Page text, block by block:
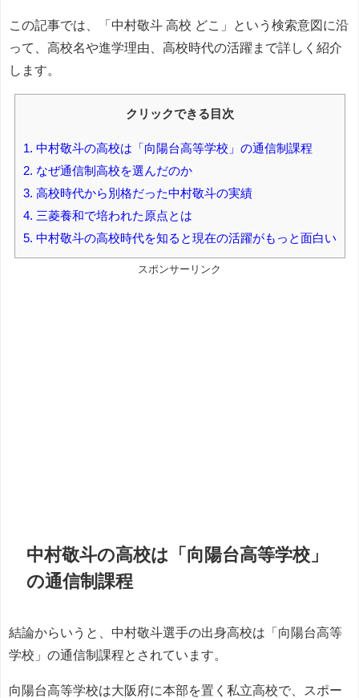
この記事では、「中村敬斗 高校 どこ」という検索意図に沿
って、高校名や進学理由、高校時代の活躍まで詳しく紹介
します。
クリックできる目次
1. 中村敬斗の高校は「向陽台高等学校」の通信制課程
2. なぜ通信制高校を選んだのか
3. 高校時代から別格だった中村敬斗の実績
4. 三菱養和で培われた原点とは
5. 中村敬斗の高校時代を知ると現在の活躍がもっと面白い
スポンサーリンク
中村敬斗の高校は「向陽台高等学校」
の通信制課程
結論からいうと、中村敬斗選手の出身高校は「向陽台高等
学校」の通信制課程とされています。
向陽台高等学校は大阪府に本部を置く私立高校で、スポー